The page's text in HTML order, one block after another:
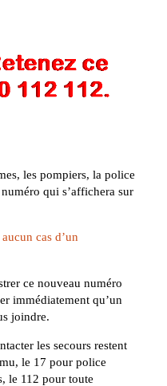
les pompiers, la police
qui s’affichera sur
cas d’un
ce nouveau numéro
immédiatement qu’un
joindre.
les secours restent
le 17 pour police
le 112 pour toute